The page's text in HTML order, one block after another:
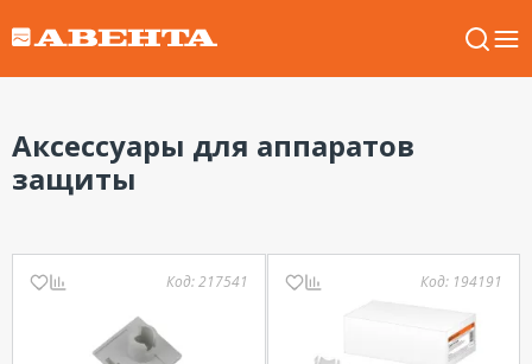
Аксессуары для аппаратов
защиты
Код:217541 Код: 194191